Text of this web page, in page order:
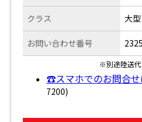
クラス
お問い合わせ番号
大型
2325
※別途陸送代
☎スマホでのお問合
7200)